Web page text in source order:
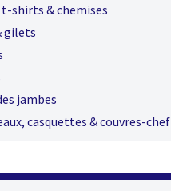
t-shirts & chemises
gilets
jambes
casquettes & couvres-chef